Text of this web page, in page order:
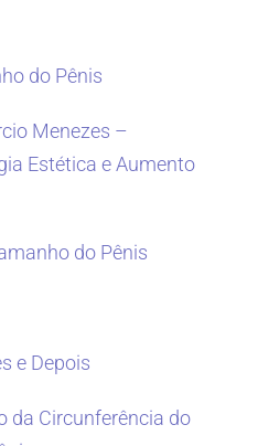
do Pênis
Menezes –
Estética e Aumento
do Pênis
e Depois
da Circunferência do